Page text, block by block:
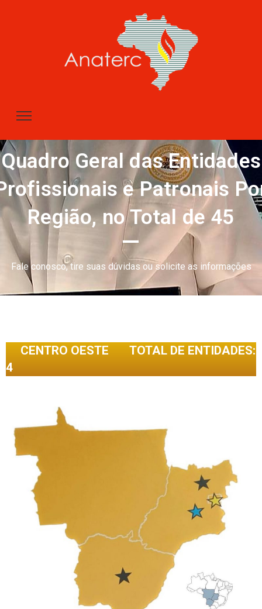
Quadro Geral das Entidades
e Patronais
Região, no Total de 45
–
Fale conosco, tire suas dúvidas ou solicite as informações
CENTRO OESTE TOTAL DE ENTIDADES:
4